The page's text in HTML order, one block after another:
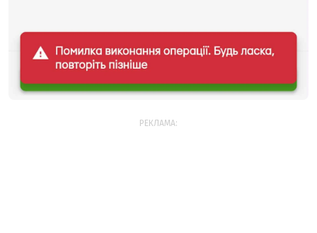
РЕКЛАМА: